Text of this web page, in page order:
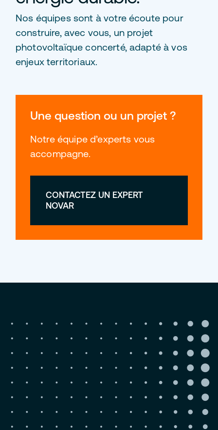
Nos équipes sont à votre écoute pour
construire, avec vous, un projet
photovoltaïque concerté, adapté à vos
enjeux territoriaux.
Une question ou un projet ?
Notre équipe d’experts vous
accompagne.
CONTACTEZ UN EXPERT
NOVAR